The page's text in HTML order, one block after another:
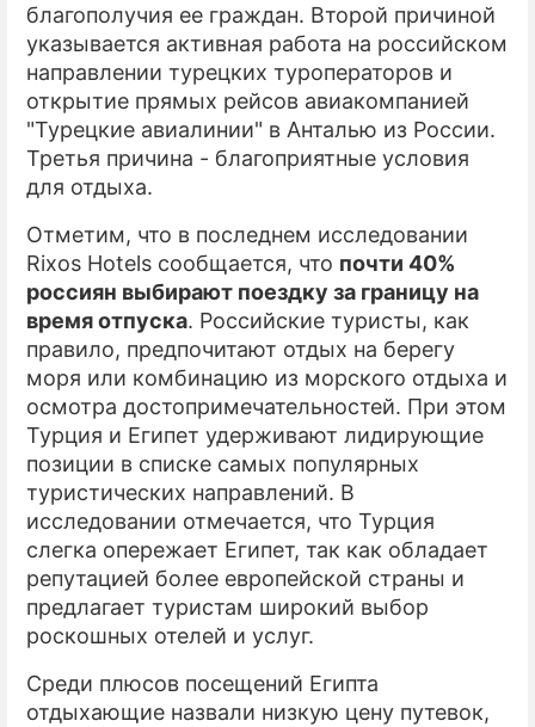
благополучия ее граждан. Второй причиной
указывается активная работа на российском
направлении турецких туроператоров и
открытие прямых рейсов авиакомпанией
"Турецкие авиалинии" в Анталью из России.
Третья причина - благоприятные условия
для отдыха.
Отметим, что в последнем исследовании
Rixos Hotels сообщается, что почти 40%
россиян выбирают поездку за границу на
время отпуска. Российские туристы, как
правило, предпочитают отдых на берегу
моря или комбинацию из морского отдыха и
осмотра достопримечательностей. При этом
Турция и Египет удерживают лидирующие
позиции в списке самых популярных
туристических направлений. В
исследовании отмечается, что Турция
слегка опережает Египет, так как обладает
репутацией более европейской страны и
предлагает туристам широкий выбор
роскошных отелей и услуг.
Среди плюсов посещений Египта
отдыхающие назвали низкую цену путевок,